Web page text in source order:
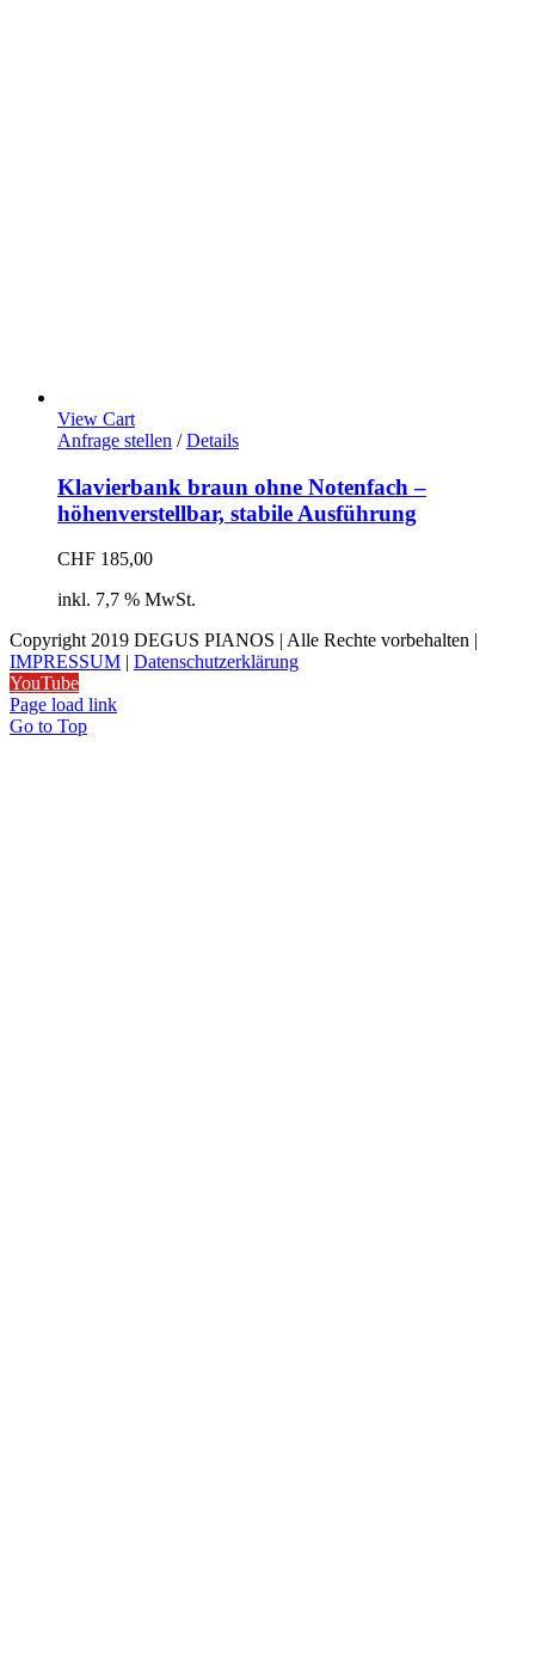
View Cart
Anfrage stellen / Details
Klavierbank braun ohne Notenfach –
höhenverstellbar, stabile Ausführung
CHF 185,00
inkl. 7,7 % MwSt.
Copyright 2019 DEGUS PIANOS | Alle Rechte vorbehalten |
IMPRESSUM | Datenschutzerklärung
YouTube
Page load link
Go to Top